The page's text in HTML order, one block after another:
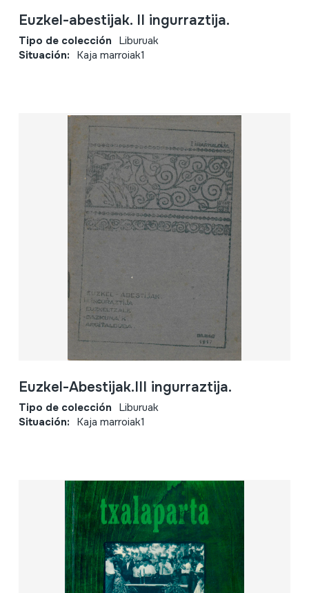
Euzkel-abestijak. II ingurraztija.
Tipo de colección Liburuak
Situación: Kaja marroiak1
Euzkel-Abestijak.III ingurraztija.
Tipo de colección Liburuak
Situación: Kaja marroiak1